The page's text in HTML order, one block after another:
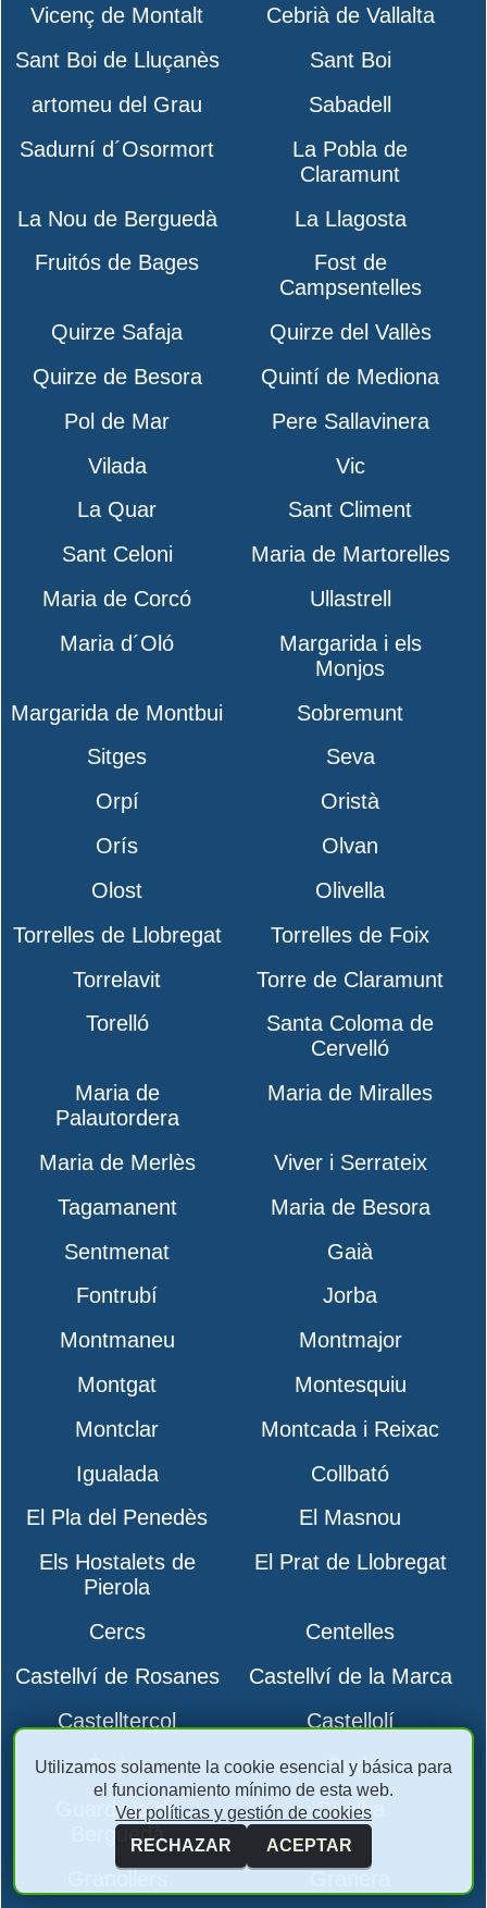
Vicenç de Montalt
Cebrià de Vallalta
Sant Boi de Lluçanès
Sant Boi
artomeu del Grau
Sabadell
Sadurní d´Osormort
La Pobla de
Claramunt
La Nou de Berguedà
La Llagosta
Fruitós de Bages
Fost de
Campsentelles
Quirze Safaja
Quirze del Vallès
Quirze de Besora
Quintí de Mediona
Pol de Mar
Pere Sallavinera
Vilada
Vic
La Quar
Sant Climent
Sant Celoni
Maria de Martorelles
Maria de Corcó
Ullastrell
Maria d´Oló
Margarida i els
Monjos
Margarida de Montbui
Sobremunt
Sitges
Seva
Orpí
Oristà
Orís
Olvan
Olost
Olivella
Torrelles de Llobregat
Torrelles de Foix
Torrelavit
Torre de Claramunt
Torelló
Santa Coloma de
Cervelló
Maria de
Palautordera
Maria de Miralles
Maria de Merlès
Viver i Serrateix
Tagamanent
Maria de Besora
Sentmenat
Gaià
Fontrubí
Jorba
Montmaneu
Montmajor
Montgat
Montesquiu
Montclar
Montcada i Reixac
Igualada
Collbató
El Pla del Penedès
El Masnou
Els Hostalets de
Pierola
El Prat de Llobregat
Cercs
Centelles
Castellví de Rosanes
Castellví de la Marca
Castellterçol
Castellolí
Òrrius
Gurb
Guardiola de
Berguedà
Gualba
Utilizamos solamente la cookie esencial y básica para
el funcionamiento mínimo de esta web.
Ver políticas y gestión de cookies
RECHAZAR
ACEPTAR